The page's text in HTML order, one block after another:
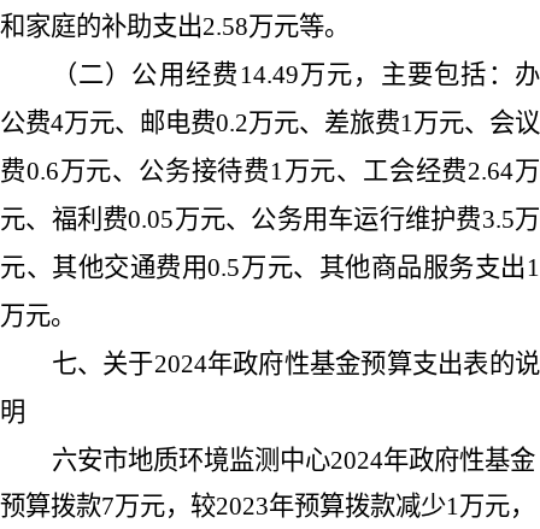
和家庭的补助支出2.58万元等。
（二）公用经费 14.49万元，主要包括：办
公费4万元、邮电费0.2万元、差旅费1万元、会议
费0.6万元、公务接待费1万元、工会经费2.64万
元、福利费0.05万元、公务用车运行维护费3.5万
元、其他交通费用0.5万元、其他商品服务支出 1
万元。
七、关于2024年政府性基金预算支出表的说
明
六安市地质环境监测中心2024年政府性基金
预算拨款7万元，较2023年预算拨款减少1万元，